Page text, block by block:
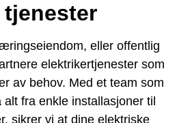
tjenester
eller offentlig
elektrikertjenester som
av behov. Med et team som
fra enkle installasjoner til
sikrer vi at dine elektriske